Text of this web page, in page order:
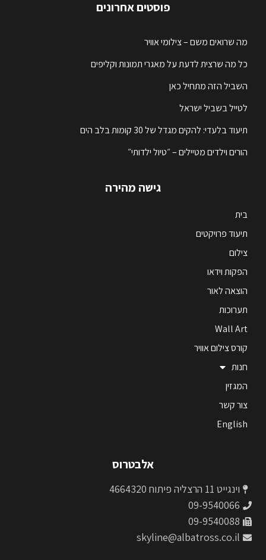
פוסטים אחרונים
מה שרואים משם – צילומי אוויר
כל מה שרצית לדעת על מאגרי תמונות וקליפים
השביל הזה מתחיל כאן
לטייל בשביל ישראל
תיעוד בלעדי: להקים מגדל של 30 קומות בלב הים
הורים וילדים מטיילים – ״טיול ילדותי״
גישה מהירה
בית
תיעוד פרויקטים
צילום
הפקות וידאו
הוצאה לאור
תערוכות
Wall Art
קורס צילום אוויר
חנות
המגזין
צור קשר
English
אלבטרוס
וינגייט 11 הרצליה פיתוח 4664320
09-9540066
09-9540088
skyline@albatross.co.il